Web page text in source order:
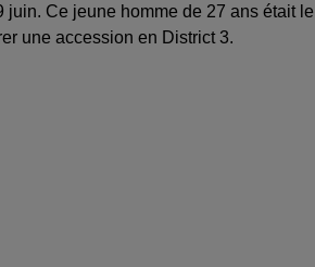
juin. Ce jeune homme de 27 ans était
une accession en District 3.